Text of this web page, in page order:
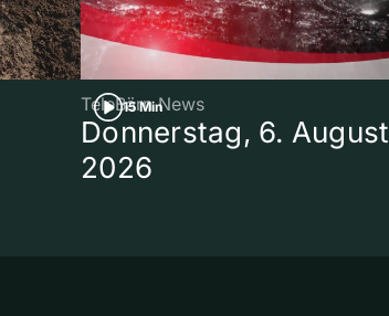
15 Min
TeleBärn News
Donnerstag, 6. August
2026